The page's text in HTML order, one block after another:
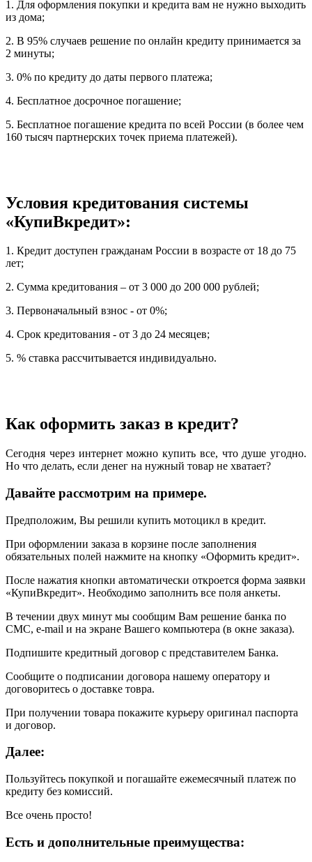
1. Для оформления покупки и кредита вам не нужно выходить
из дома;
2. В 95% случаев решение по онлайн кредиту принимается за
2 минуты;
3. 0% по кредиту до даты первого платежа;
4. Бесплатное досрочное погашение;
5. Бесплатное погашение кредита по всей России (в более чем
160 тысяч партнерских точек приема платежей).
Условия кредитования системы
«КупиВкредит»:
1. Кредит доступен гражданам России в возрасте от 18 до 75
лет;
2. Сумма кредитования – от 3 000 до 200 000 рублей;
3. Первоначальный взнос - от 0%;
4. Срок кредитования - от 3 до 24 месяцев;
5. % ставка рассчитывается индивидуально.
Как оформить заказ в кредит?
Сегодня через интернет можно купить все, что душе угодно.
Но что делать, если денег на нужный товар не хватает?
Давайте рассмотрим на примере.
Предположим, Вы решили купить мотоцикл в кредит.
При оформлении заказа в корзине после заполнения
обязательных полей нажмите на кнопку «Оформить кредит».
После нажатия кнопки автоматически откроется форма заявки
«КупиВкредит». Необходимо заполнить все поля анкеты.
В течении двух минут мы сообщим Вам решение банка по
СМС, e-mail и на экране Вашего компьютера (в окне заказа).
Подпишите кредитный договор с представителем Банка.
Сообщите о подписании договора нашему оператору и
договоритесь о доставке товра.
При получении товара покажите курьеру оригинал паспорта
и договор.
Далее:
Пользуйтесь покупкой и погашайте ежемесячный платеж по
кредиту без комиссий.
Все очень просто!
Есть и дополнительные преимущества: